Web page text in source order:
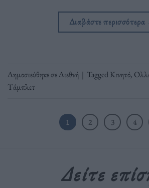
Διαβάστε περισσότερα
Δημοσιεύθηκε σεΔιεθνή | TaggedΚινητό,
Τάμπλετ
1 2 3 4
Δείτε